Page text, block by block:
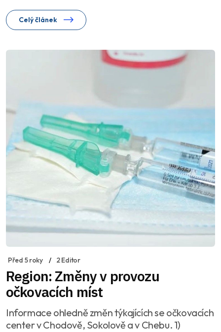
Celý článek
Před 5 roky 2 Editor
Region: Změny v provozu
očkovacích míst
Informace ohledně změn týkajících se očkovacích
center v Chodově, Sokolově a v Chebu. 1)